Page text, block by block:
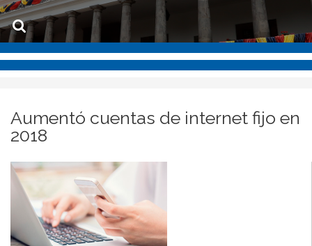
Aumentó cuentas de internet fijo en
2018